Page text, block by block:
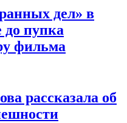
дел» в
до пупка
фильма
рассказала об